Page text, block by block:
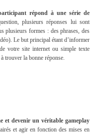
répond à une série de
plusieurs réponses lui sont
plusieurs formes : des phrases, des
Le but principal étant d’informer
votre site internet ou simple texte
trouver la bonne réponse.
et devenir un véritable gameplay
et agir en fonction des mises en